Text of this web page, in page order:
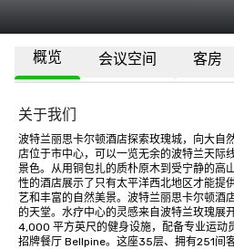
概览 会议空间 客房
关于我们
波特兰丽思卡尔顿酒店探索玫瑰城，向大自
店位于市中心，可以一览无余的波特兰天际
景色。从用铜包扎的质朴原木到受宁静的高
性的酒店展示了只有太平洋西北地区才能提
艺和丰富的自然美景。波特兰丽思卡尔顿酒
的天堂。水疗中心的灵感来自波特兰玫瑰展
4,000 平方英尺的健身设施，配备专业运动
招牌餐厅 Bellpine。这座35层、拥有251间